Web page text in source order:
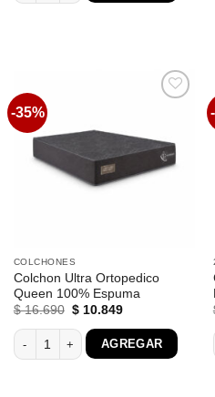
-35%
COLCHONES
Colchon Ultra Ortopedico
Queen 100% Espuma
$16.690 El
original
era:
$ 16.690.
$10.849El
actual
es:
$ 10.849.
Colchon Ultra Ortopedico Queen
AGREGAR